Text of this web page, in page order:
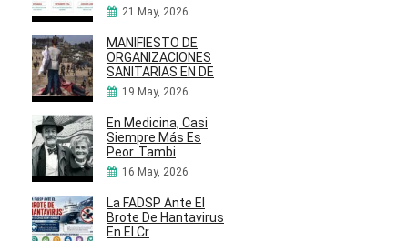
21 May, 2026
MANIFIESTO DE
ORGANIZACIONES
SANITARIAS EN DE
19 May, 2026
En Medicina, Casi
Siempre Más Es
Peor. Tambi
16 May, 2026
La FADSP Ante El
Brote De Hantavirus
En El Cr